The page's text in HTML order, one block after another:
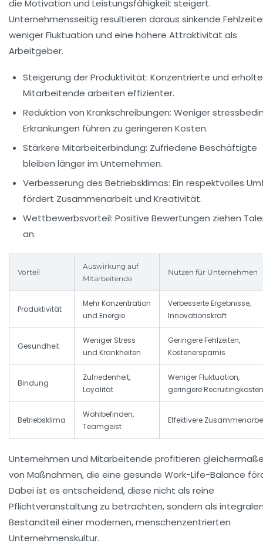
die Motivation und Leistungsfähigkeit steigert.
Unternehmensseitig resultieren daraus sinkende
weniger Fluktuation und eine höhere Attraktivität als
Arbeitgeber.
Steigerung der Produktivität: Konzentrierte und erholte
Mitarbeitende arbeiten effizienter.
Reduktion von Krankschreibungen: Weniger
Erkrankungen führen zu geringeren Kosten.
Stärkere Mitarbeiterbindung: Zufriedene Beschäftigte
bleiben länger im Unternehmen.
Verbesserung des Betriebsklimas: Ein respektvolles
fördert Zusammenarbeit und Kreativität.
Wettbewerbsvorteil: Positive Bewertungen ziehen
an.
Vorteil
Auswirkung auf
Mitarbeitende
Nutzen für Unternehmen
Produktivität
Mehr Konzentration
und Energie
Verbesserte Ergebnisse,
Innovationskraft
Gesundheit
Weniger Stress
und Krankheiten
Geringere Fehlzeiten,
Kostenersparnis
Bindung
Zufriedenheit,
Loyalität
Weniger Fluktuation,
geringere Recruitingkosten
Betriebsklima
Wohlbefinden,
Teamgeist
Effektivere
Unternehmen und Mitarbeitende profitieren
von Maßnahmen, die eine gesunde Work-Life-Balance
Dabei ist es entscheidend, diese nicht als reine
Pflichtveranstaltung zu betrachten, sondern als
Bestandteil einer modernen, menschenzentrierten
Unternehmenskultur.